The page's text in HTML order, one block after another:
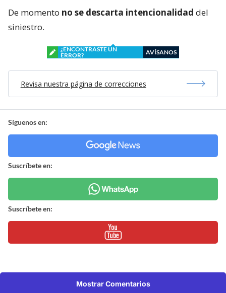
De momento no se descarta intencionalidad del
siniestro.
¿ENCONTRASTE UN
ERROR?
AVÍSANOS
Revisa nuestra página de correcciones
Síguenos en:
Suscríbete en:
Suscríbete en:
Mostrar Comentarios